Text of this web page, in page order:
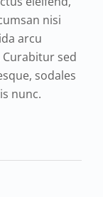
nisi
arcu
sed
sodales
nunc.